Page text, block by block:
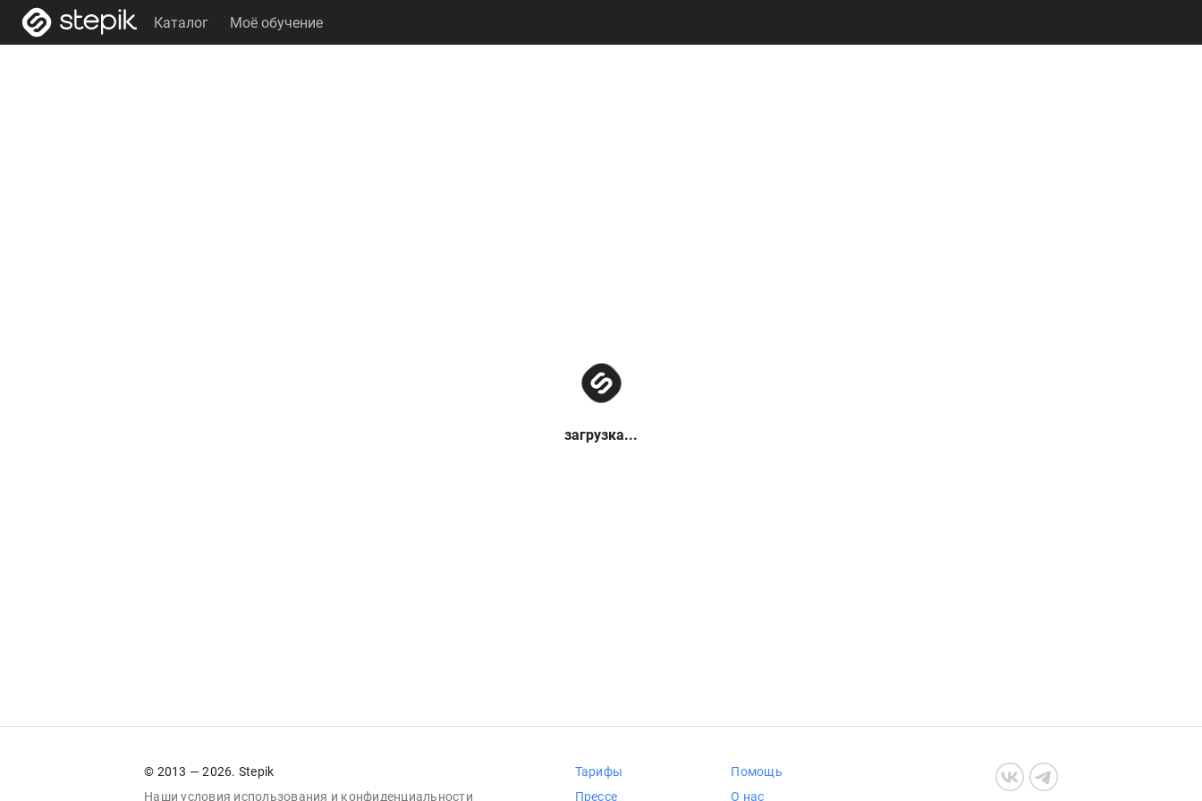
Каталог Моё обучение
загрузка...
© 2013 — 2026. Stepik
Наши условия использования и конфиденциальности
Тарифы
Прессе
Помощь
О нас